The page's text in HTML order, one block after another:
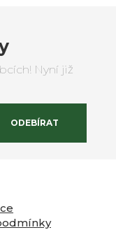
Nyní již
ODEBÍRAT